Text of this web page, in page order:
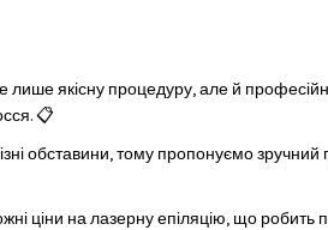
лише якісну процедуру, але й
📋
обставини, тому пропонуємо зручний
ціни на лазерну епіляцію, що